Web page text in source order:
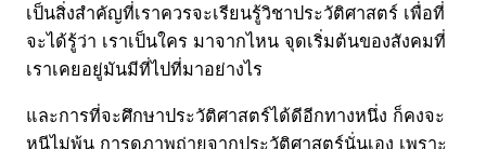
เป็นสิ่งสำคัญที่เราควรจะเรียนรู้วิชาประวัติศาสตร์ เพื่อที่
จะได้รู้ว่า เราเป็นใคร มาจากไหน จุดเริ่มต้นของสังคมที่
เราเคยอยู่มันมีที่ไปที่มาอย่างไร
และการที่จะศึกษาประวัติศาสตร์ได้ดีอีกทางหนึ่ง ก็คงจะ
หนีไม่พ้น การดูภาพถ่ายจากประวัติศาสตร์นั่นเอง เพราะ